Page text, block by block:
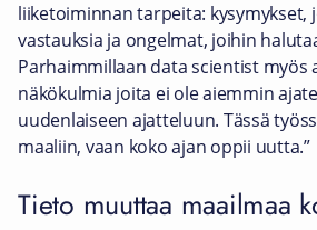
liiketoiminnan tarpeita: kysymykset,
vastauksia ja ongelmat, joihin
Parhaimmillaan data scientist myös
näkökulmia joita ei ole aiemmin
uudenlaiseen ajatteluun. Tässä
maaliin, vaan koko ajan oppii uutta.”
Tieto muuttaa maailmaa